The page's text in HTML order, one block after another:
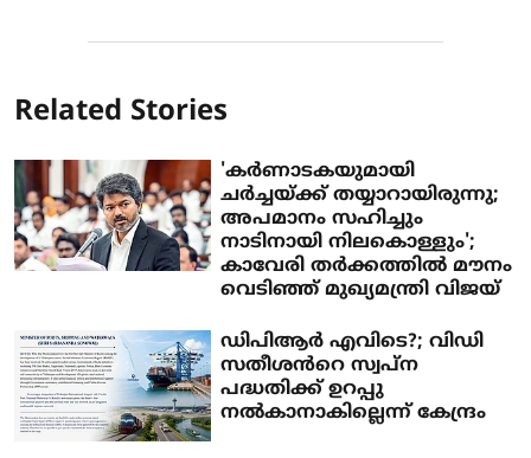
Related Stories
'കർണാടകയുമായി
ചർച്ചയ്ക്ക് തയ്യാറായിരുന്നു;
അപമാനം സഹിച്ചും
നാടിനായി നിലകൊള്ളും';
കാവേരി തർക്കത്തിൽ മൗനം
വെടിഞ്ഞ് മുഖ്യമന്ത്രി വിജയ്
ഡിപിആർ എവിടെ?; വിഡി
സതീശൻറെ സ്വപ്ന
പദ്ധതിക്ക് ഉറപ്പു
നൽകാനാകില്ലെന്ന് കേന്ദ്രം